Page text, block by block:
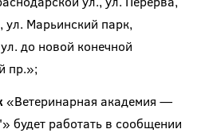
ул. Марьинский парк,
до новой конечной
пр.»;
«Ветеринарная академия —
будет работать в сообщении